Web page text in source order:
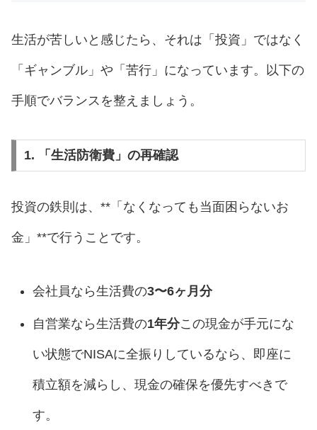
生活が苦しいと感じたら、それは「投資」ではなく
「ギャンブル」や「苦行」になっています。以下の
手順でバランスを整えましょう。
1. 「生活防衛費」の再確認
投資の鉄則は、**「なくなっても当面困らないお
金」**で行うことです。
会社員なら生活費の3〜6ヶ月分
自営業なら生活費の1年分この現金が手元にな
い状態でNISAに全振りしているなら、即座に
積立額を減らし、現金の確保を優先すべきで
す。